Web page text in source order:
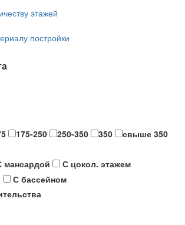
этажей
постройки
175-250 250-350 350
свыше 350
мансардой
С цокол. этажем
С бассейном